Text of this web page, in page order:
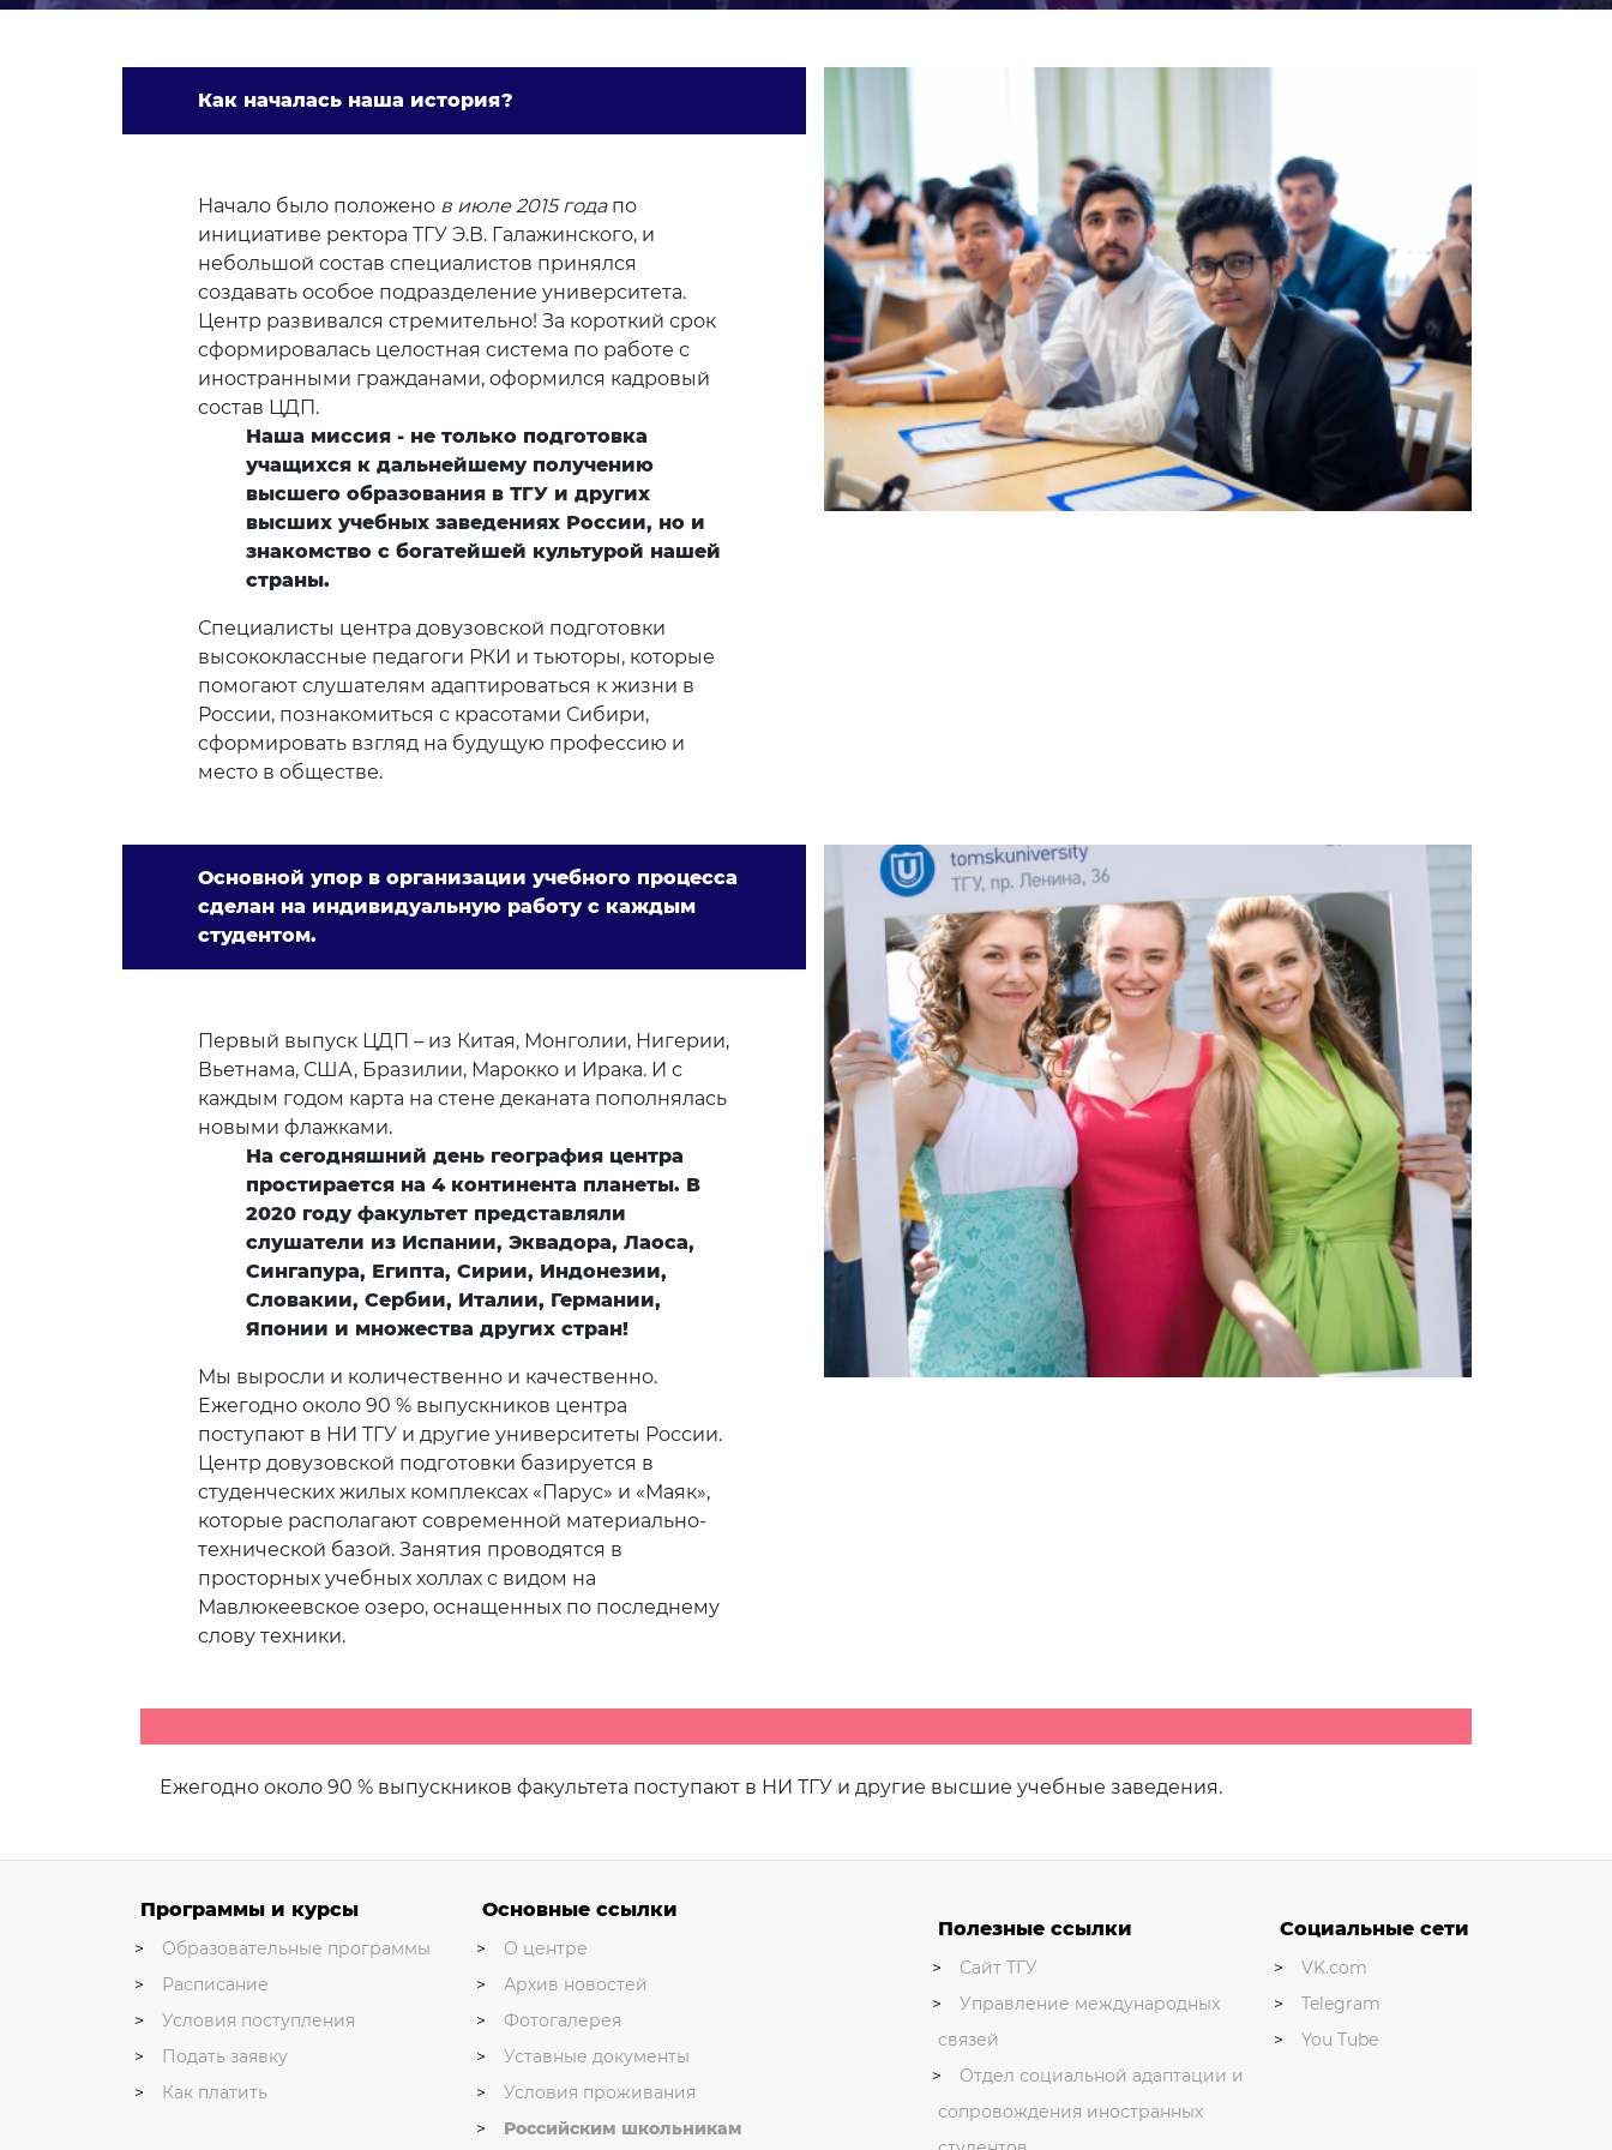
Как началась наша история?
Начало было положено в июле 2015 годапо
инициативе ректора ТГУ Э.В. Галажинского, и
небольшой состав специалистов принялся
создавать особое подразделение университета.
Центр развивался стремительно! За короткий срок
сформировалась целостная система по работе с
иностранными гражданами, оформился кадровый
состав ЦДП.
Наша миссия - не только подготовка
учащихся к дальнейшему получению
высшего образования в ТГУ и других
высших учебных заведениях России, но и
знакомство с богатейшей культурой нашей
страны.
Специалисты центра довузовской подготовки
высококлассные педагоги РКИ и тьюторы, которые
помогают слушателям адаптироваться к жизни в
России, познакомиться с красотами Сибири,
сформировать взгляд на будущую профессию и
место в обществе.
Основной упор в организации учебного процесса
сделан на индивидуальную работу с каждым
студентом.
Первый выпуск ЦДП – из Китая, Монголии, Нигерии,
Вьетнама, США, Бразилии, Марокко и Ирака. И с
каждым годом карта на стене деканата пополнялась
новыми флажками.
На сегодняшний день география центра
простирается на 4 континента планеты. В
2020 году факультет представляли
слушатели из Испании, Эквадора, Лаоса,
Сингапура, Египта, Сирии, Индонезии,
Словакии, Сербии, Италии, Германии,
Японии и множества других стран!
Мы выросли и количественно и качественно.
Ежегодно около 90 % выпускников центра
поступают в НИ ТГУ и другие университеты России.
Центр довузовской подготовки базируется в
студенческих жилых комплексах «Парус» и «Маяк»,
которые располагают современной материально-
технической базой. Занятия проводятся в
просторных учебных холлах с видом на
Мавлюкеевское озеро, оснащенных по последнему
слову техники.
Ежегодно около 90 % выпускников факультета поступают в НИ ТГУ и другие высшие учебные заведения.
Программы и курсы
Образовательные программы
Расписание
Условия поступления
Подать заявку
Как платить
Основные ссылки
О центре
Архив новостей
Фотогалерея
Уставные документы
Условия проживания
Российским школьникам
Полезные ссылки
Сайт ТГУ
Управление международных
связей
Отдел социальной адаптации и
сопровождения иностранных
Социальные сети
VK.com
Telegram
You Tube